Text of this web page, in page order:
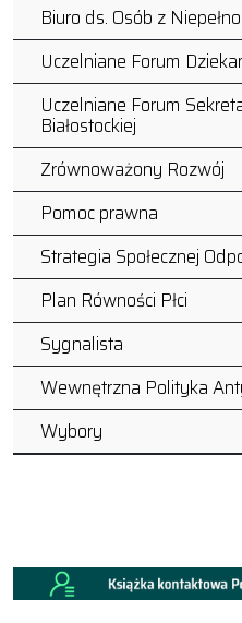
Biuro ds. Osób z
Uczelniane Forum
Uczelniane Forum
Białostockiej
Zrównoważony Rozwój
Pomoc prawna
Strategia Społecznej
Plan Równości Płci
Sygnalista
Wewnętrzna Polityka
Wybory